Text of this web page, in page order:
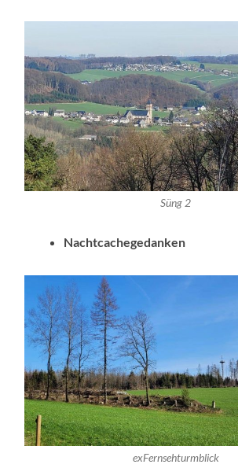
Süng 2
Nachtcachegedanken
exFernsehturmblick